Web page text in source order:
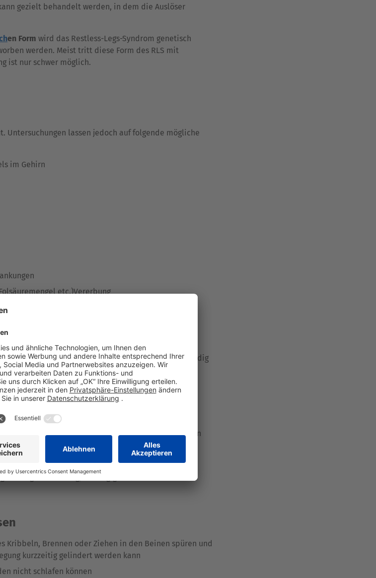
gezielt behandelt werden, in dem die Auslöser
en Form wird das Restless-Legs-Syndrom genetisch
werden. Meist tritt diese Form des RLS mit
ist nur schwer möglich.
Untersuchungen lassen jedoch auf folgende mögliche
im Gehirn
etc.)Vererbung
Symptome zu sprechen, auch wenn sie Ihnen merkwürdig
Bewegung behoben werden können
(sie entziehen dem Körper wichtige Nährstoffe)
oder eine Wärmflasche auf den Unterschenkeln (kann
(Gewöhnung, Abhängigkeit)
Kribbeln, Brennen oder Ziehen in den Beinen spüren und
kurzzeitig gelindert werden kann
nicht schlafen können